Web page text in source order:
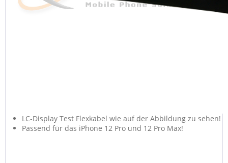
LC-Display Test Flexkabel wie auf der Abbildung zu sehen!
Passend für das iPhone 12 Pro und 12 Pro Max!